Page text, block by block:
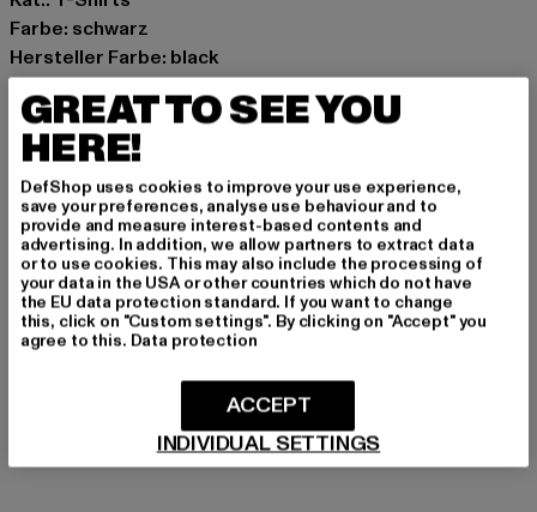
Farbe: schwarz
Hersteller Farbe: black
Materialzusammensetzung: 95% Baumwolle, 5%
Elasthan
Art.Nr: 6137815-00007
Hersteller: Urban Styles Agency GmbH & Co. KG |
agentur@urbanstylesagency.com
Schanzenstraße 41 | 51063 Köln | DE
GRÖSSE & PASSFORM
LIEFERUNG & RÜCKGABE
GREAT TO SEE YOU
HERE!
DefShop uses cookies to improve your use experience,
save your preferences, analyse use behaviour and to
provide and measure interest-based contents and
advertising. In addition, we allow partners to extract data
or to use cookies. This may also include the processing of
your data in the USA or other countries which do not have
the EU data protection standard. If you want to change
this, click on "Custom settings". By clicking on "Accept" you
agree to this. Data protection
INDIVIDUAL SETTINGS
ACCEPT